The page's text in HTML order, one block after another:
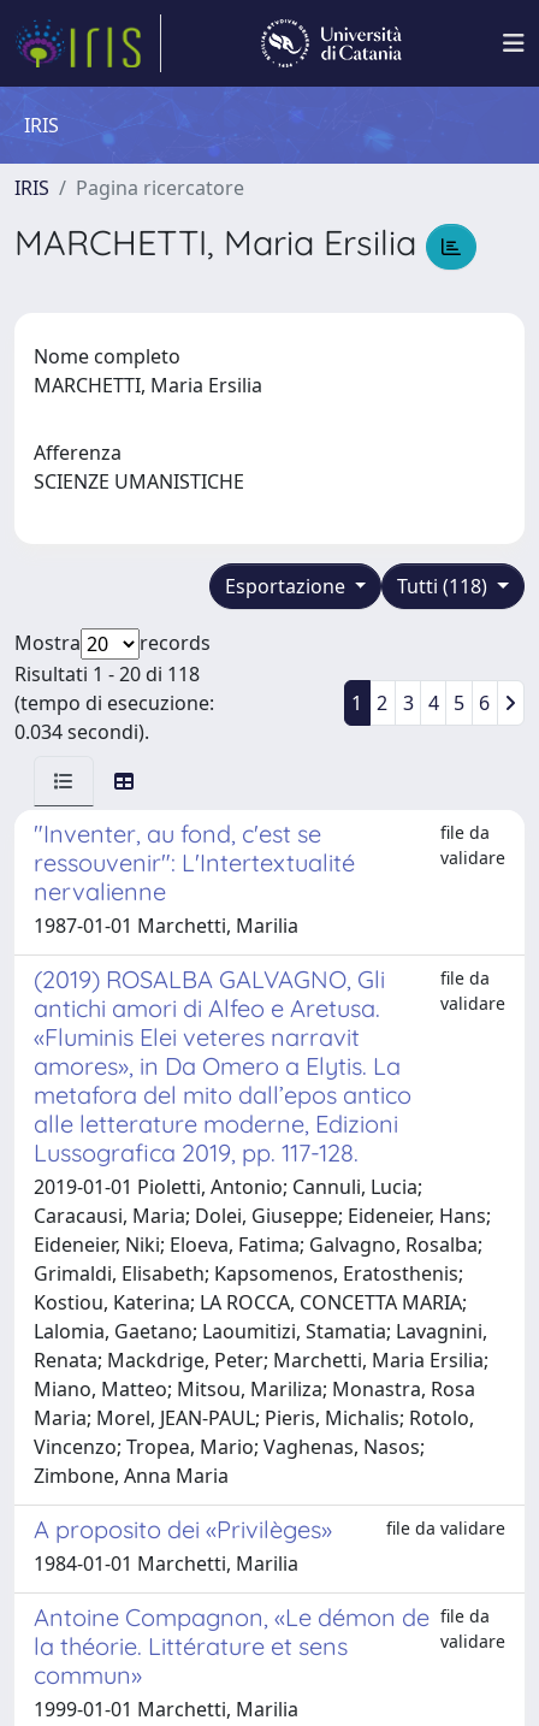
IRIS
IRIS Pagina ricercatore
MARCHETTI, Maria Ersilia
Nome completo
MARCHETTI, Maria Ersilia
Afferenza
SCIENZE UMANISTICHE
Tutti (118)
Esportazione
Mostra
records
Risultati 1 - 20 di 118
(tempo di esecuzione:
0.034 secondi).
1 2 3 4 5 6
"Inventer, au fond, c'est se
ressouvenir": L'Intertextualité
nervalienne
file da
validare
1987-01-01 Marchetti, Marilia
(2019) ROSALBA GALVAGNO, Gli
antichi amori di Alfeo e Aretusa.
«Fluminis Elei veteres narravit
amores», in Da Omero a Elytis. La
metafora del mito dall’epos antico
alle letterature moderne, Edizioni
Lussografica 2019, pp. 117-128.
file da
validare
2019-01-01 Pioletti, Antonio; Cannuli, Lucia;
Caracausi, Maria; Dolei, Giuseppe; Eideneier, Hans;
Eideneier, Niki; Eloeva, Fatima; Galvagno, Rosalba;
Grimaldi, Elisabeth; Kapsomenos, Eratosthenis;
Kostiou, Katerina; LA ROCCA, CONCETTA MARIA;
Lalomia, Gaetano; Laoumitizi, Stamatia; Lavagnini,
Renata; Mackdrige, Peter; Marchetti, Maria Ersilia;
Miano, Matteo; Mitsou, Mariliza; Monastra, Rosa
Maria; Morel, JEAN-PAUL; Pieris, Michalis; Rotolo,
Vincenzo; Tropea, Mario; Vaghenas, Nasos;
Zimbone, Anna Maria
A proposito dei «Privilèges» file da validare
1984-01-01 Marchetti, Marilia
Antoine Compagnon, «Le démon de
la théorie. Littérature et sens
commun»
file da
validare
1999-01-01 Marchetti, Marilia